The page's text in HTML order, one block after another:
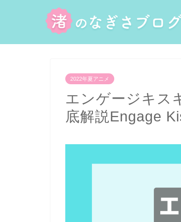
2022年夏アニメ
エンゲージキス
底解説Engage